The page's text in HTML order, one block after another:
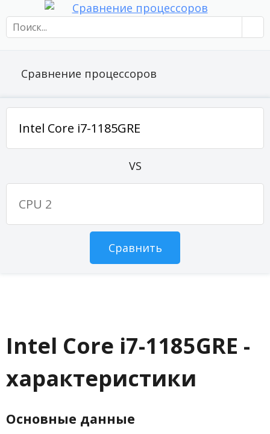
Сравнение процессоров
VS
Intel Core i7-1185GRE -
характеристики
Основные данные